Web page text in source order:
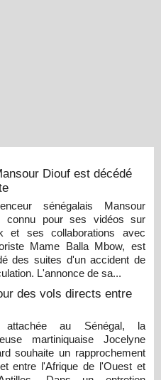
Diouf est décédé
sénégalais Mansour
connu pour ses vidéos sur
et ses collaborations avec
Mame Balla Mbow, est
des suites d'un accident de
L'annonce de sa...
des vols directs entre
attachée au Sénégal, la
martiniquaise Jocelyne
souhaite un rapprochement
entre l'Afrique de l'Ouest et